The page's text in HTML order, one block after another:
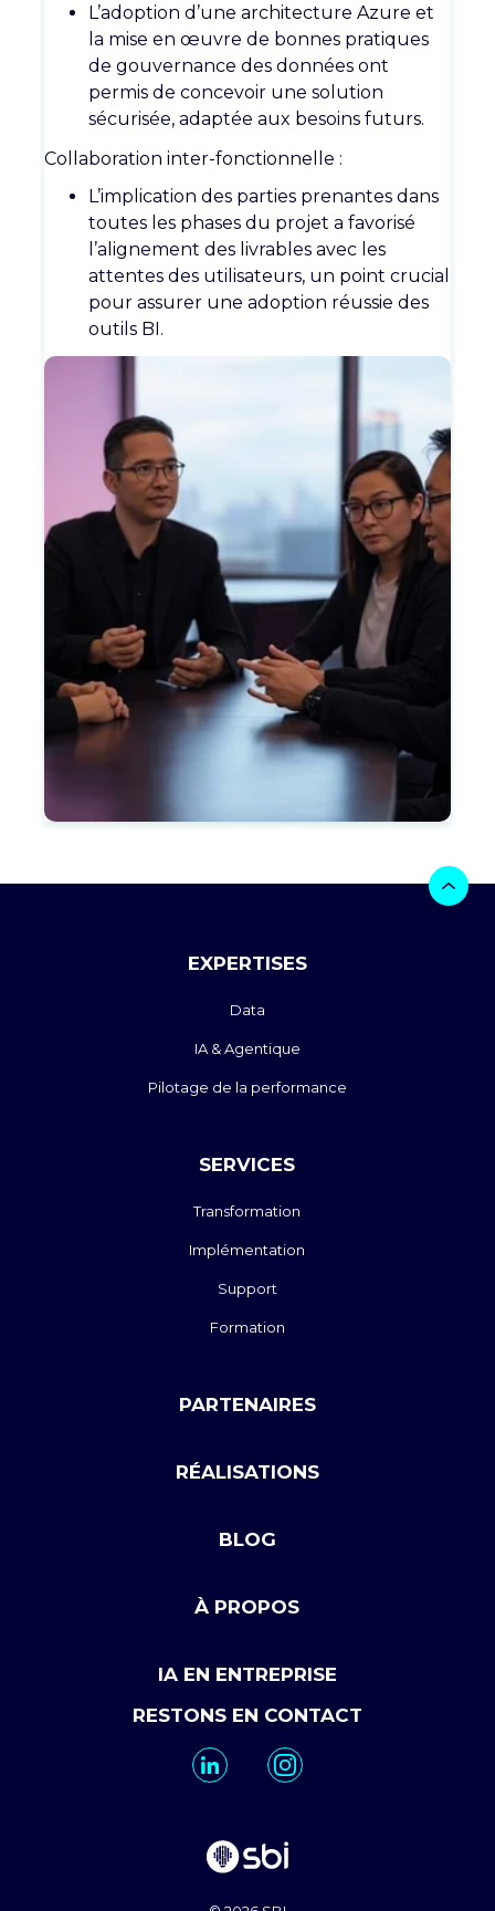
L’adoption d’une architecture Azure et
la mise en œuvre de bonnes pratiques
de gouvernance des données ont
permis de concevoir une solution
sécurisée, adaptée aux besoins futurs.
Collaboration inter-fonctionnelle :
L’implication des parties prenantes dans
toutes les phases du projet a favorisé
l’alignement des livrables avec les
attentes des utilisateurs, un point crucial
pour assurer une adoption réussie des
outils BI.
EXPERTISES
Data
IA & Agentique
Pilotage de la performance
SERVICES
Transformation
Implémentation
Support
Formation
PARTENAIRES
RÉALISATIONS
BLOG
À PROPOS
IA EN ENTREPRISE
RESTONS EN CONTACT